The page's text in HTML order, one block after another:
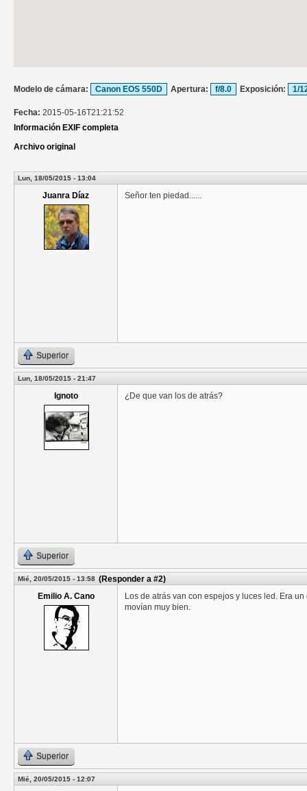
Modelo de cámara: Canon EOS 550D Apertura: f/8.0 Exposición: 1/
Fecha: 2015-05-16T21:21:52
Información EXIF completa
Archivo original
Lun, 18/05/2015 - 13:04
Juanra Díaz Señor ten piedad......
Superior
Lun, 18/05/2015 - 21:47
Ignoto ¿De que van los de atrás?
Superior
Mié, 20/05/2015 - 13:58 (Responder a #2)
Emilio A. Cano
Los de atrás van con espejos y luces led. Era
movían muy bien.
Superior
Mié, 20/05/2015 - 12:07